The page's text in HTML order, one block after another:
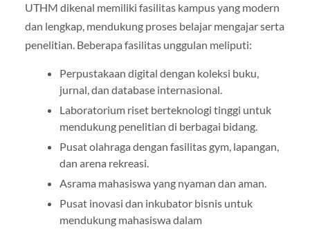
UTHM dikenal memiliki fasilitas kampus yang modern
dan lengkap, mendukung proses belajar mengajar serta
penelitian. Beberapa fasilitas unggulan meliputi:
Perpustakaan digital dengan koleksi buku,
jurnal, dan database internasional.
Laboratorium riset berteknologi tinggi untuk
mendukung penelitian di berbagai bidang.
Pusat olahraga dengan fasilitas gym, lapangan,
dan arena rekreasi.
Asrama mahasiswa yang nyaman dan aman.
Pusat inovasi dan inkubator bisnis untuk
mendukung mahasiswa dalam